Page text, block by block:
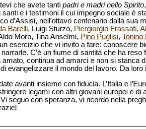
che avete tanti padri e madri nello Spirito
santi e i testimoni il cui impegno sociale è
d’Assisi, nell’ottavo centenario dalla sua
Barelli, Luigi Sturzo, Piergiorgio Frassati,
Moro, Tina Anselmi, Pino Puglisi, Tonino
esercizio che vi invito a fare: conoscere
C’è un fiume di santità che ha
amato, continua ad amarci e non si stanca
evangelizzare il mondo del lavoro. Da
avanti insieme con fiducia. L’Italia e
legami con altri giovani europei e
seguo con speranza, vi ricordo nella